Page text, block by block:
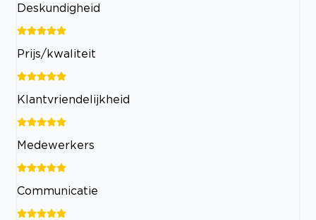
Deskundigheid
Prijs/kwaliteit
Klantvriendelijkheid
Medewerkers
Communicatie